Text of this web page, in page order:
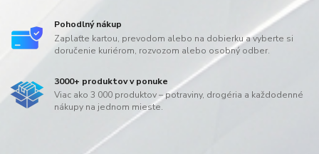
Pohodlný nákup
Zaplaťte kartou, prevodom alebo na dobierku a vyberte si
doručenie kuriérom, rozvozom alebo osobný odber.
3000+ produktov v ponuke
Viac ako 3 000 produktov – potraviny, drogéria a každodenné
nákupy na jednom mieste.